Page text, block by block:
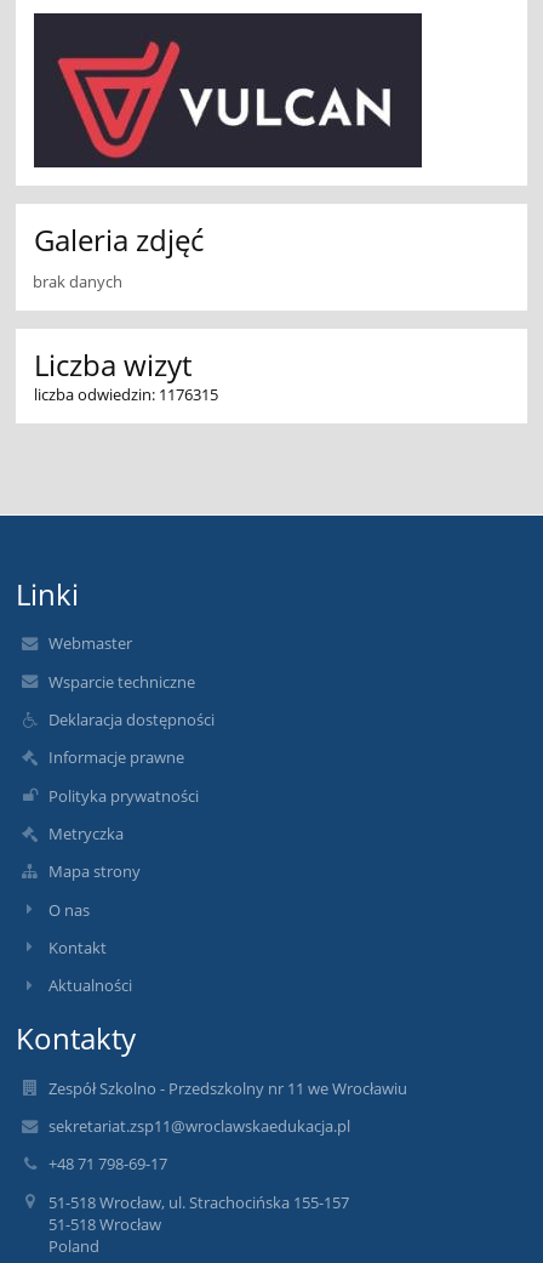
Galeria zdjęć
brak danych
Liczba wizyt
liczba odwiedzin: 1176315
Linki
Webmaster
Wsparcie techniczne
Deklaracja dostępności
Informacje prawne
Polityka prywatności
Metryczka
Mapa strony
O nas
Kontakt
Aktualności
Kontakty
Zespół Szkolno - Przedszkolny nr 11 we Wrocławiu
sekretariat.zsp11@wroclawskaedukacja.pl
+48 71 798-69-17
51-518 Wrocław, ul. Strachocińska 155-157
51-518 Wrocław
Poland